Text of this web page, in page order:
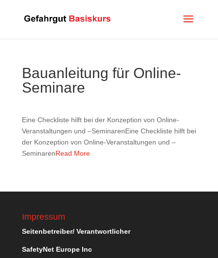
Bauanleitung für Online-
Seminare
Eine Checkliste hilft bei der Konzeption von Online-
Veranstaltungen und –SeminarenEine Checkliste hilft bei
der Konzeption von Online-Veranstaltungen und –
SeminarenRead More
Impressum
Seitenbetreiber/ Verantwortlicher
SafetyNet Europe Inc